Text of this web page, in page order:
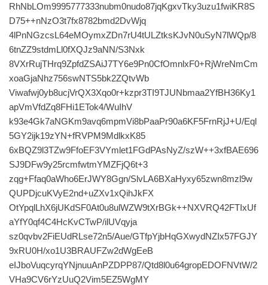
RhNbLOm9995777333nubm0nudo87jqKgxvTky3uzu1fwiKR8S
D75++nNzO3t7fx8782bmd2DvWjq
4lPnNGzcsL64eMOymxZDn7rU4tULZtksKJvN0uSyN7lWQp/8
6tnZZ9stdmLl0fXQJz9aNN/S3Nxk
8VXrRujTHrq9ZpfdZSAiJ7TY6e9Pn0CfOmnlxF0+RjWreNmCm
xoaGjaNhz756swNTS5bk2ZQtvWb
Viwafwj0yb8ucjVrQX3Xqo0r+kzpr3TI9TJUNbmaa2YfBH36Ky1
apVmVfdZq8FHi1ETok4/WuIhV
k93e4Gk7aNGKm9avq6mpmVi8bPaaPr90a6KF5FrnRjJ+U/Eql
5GY2ijk19zYN+fRVPM9MdlkxK85
6xBQZ9l3TZw9FfoEF3VYmlet1FGdPAsNyZ/szW++3xfBAE696
SJ9DFw9y25rcmfwtmYMZFjQ6t+3
zqg+Ffaq0aWho6ErJWY8Ggn/SlvLA6BXaHyxy65zwn8mzl9w
QUPDjcuKVyE2nd+uZXv1xQihJkFX
OtYpqlLhX6jUKdSF0At0u8ulWZW9tXrBGk++NXVRQ42FTIxUf
aYfY0qf4C4HcKvCTwP/ilUVqyja
sz0qvbv2FiEUdRLse72n5/Aue/GTfpYjbHqGXwydNZIx57FGJY
9xRU0H/xo1U3BRAUFZw2dWgEeB
eIJboVuqcyrqYNjnuuAnPZDPP87/Qtd8l0u64gropEDOFNVtW/2
VHa9CV6rYzUuQ2Vim5EZ5WgMY